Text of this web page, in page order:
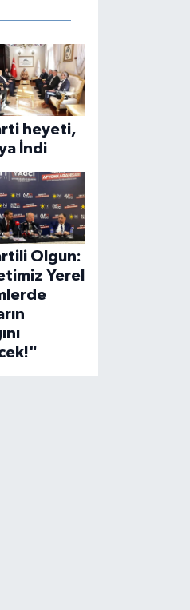
heyeti,
İndi
Olgun:
Yerel